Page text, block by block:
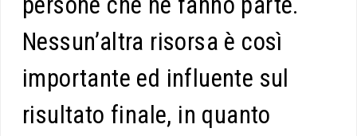
Nessun’altra risorsa è così
importante ed influente sul
risultato finale, in quanto